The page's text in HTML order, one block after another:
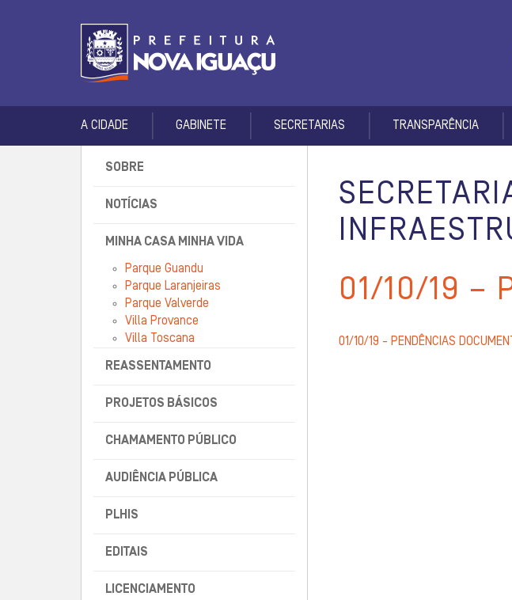
A CIDADE GABINETE SECRETARIAS TRANSPARÊNCIA
SOBRE
NOTÍCIAS
MINHA CASA MINHA VIDA
Parque Guandu
Parque Laranjeiras
Parque Valverde
Villa Provance
Villa Toscana
REASSENTAMENTO
PROJETOS BÁSICOS
CHAMAMENTO PÚBLICO
AUDIÊNCIA PÚBLICA
PLHIS
EDITAIS
LICENCIAMENTO
01/10/19 –
01/10/19 - PENDÊNCIAS